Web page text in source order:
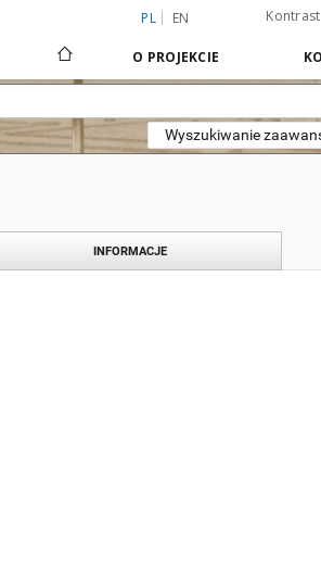
PL EN Kontrast
O PROJEKCIE
Wyszukiwanie
INFORMACJE